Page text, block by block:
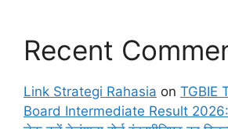
Recent
Link Strategi Rahasia on TGBIE
Board Intermediate Result